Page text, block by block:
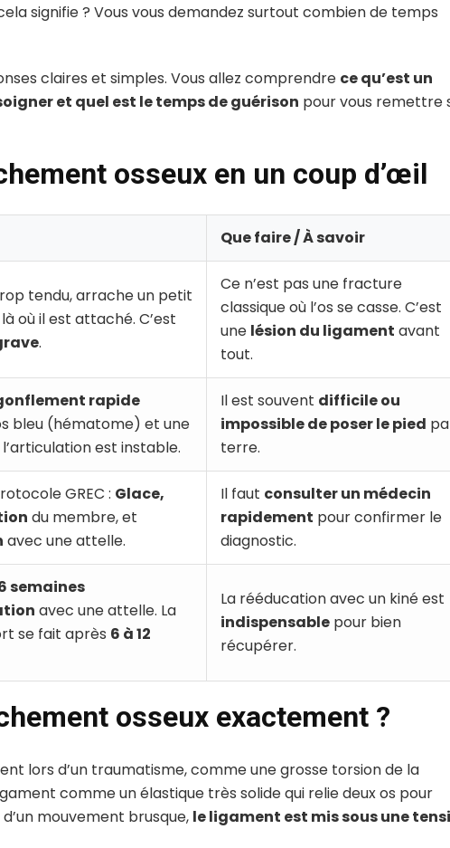
signifie ? Vous vous demandez surtout combien de temps
claires et simples. Vous allez comprendre ce qu’est un
et quel est le temps de guérison pour vous remettre
osseux en un coup d’œil
Que faire / À savoir
tendu, arrache un petit
où il est attaché. C’est
.
Ce n’est pas une fracture
classique où l’os se casse. C’est
une lésion du ligament avant
tout.
rapide
bleu (hématome) et une
est instable.
Il est souvent difficile ou
impossible de poser le pied
terre.
GREC : Glace,
du membre, et
avec une attelle.
Il faut consulter un médecin
rapidement pour confirmer le
diagnostic.
semaines
avec une attelle. La
se fait après 6 à 12
La rééducation avec un kiné est
indispensable pour bien
récupérer.
osseux exactement ?
lors d’un traumatisme, comme une grosse torsion de la
comme un élastique très solide qui relie deux os pour
mouvement brusque, le ligament est mis sous une